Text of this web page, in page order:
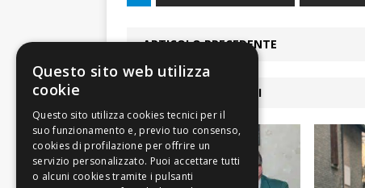
ARTICOLO PRECEDENTE
ARTICOLI COLLEGATI
Questo sito web utilizza
cookie